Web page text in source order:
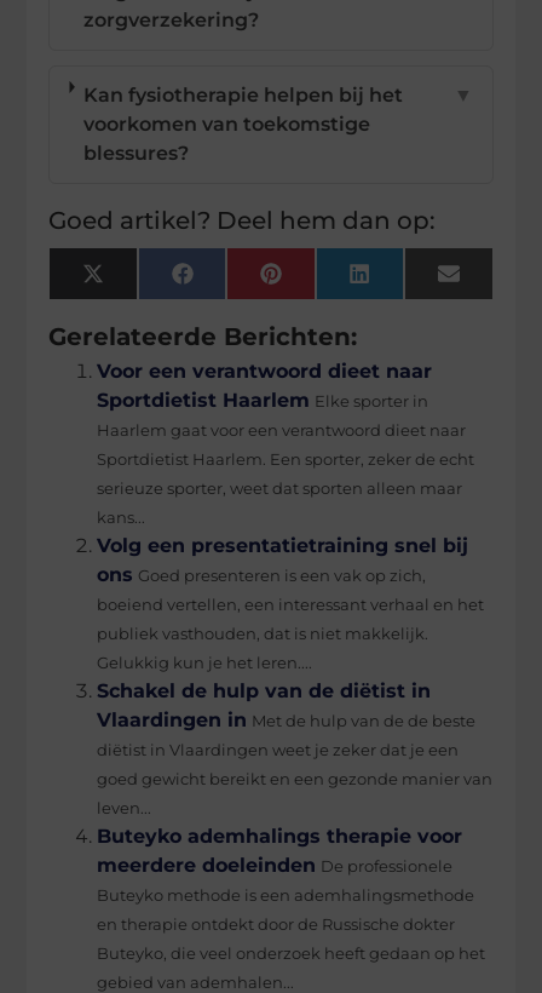
zorgverzekering?
Kan fysiotherapie helpen bij het
voorkomen van toekomstige
blessures?
▼
Goed artikel? Deel hem dan op:
X
(Twitter)
FacebookPinterestLinkedInEmail
Gerelateerde Berichten:
Voor een verantwoord dieet naar
Sportdietist Haarlem Elke sporter in
Haarlem gaat voor een verantwoord dieet naar
Sportdietist Haarlem. Een sporter, zeker de echt
serieuze sporter, weet dat sporten alleen maar
kans...
Volg een presentatietraining snel bij
ons Goed presenteren is een vak op zich,
boeiend vertellen, een interessant verhaal en het
publiek vasthouden, dat is niet makkelijk.
Gelukkig kun je het leren....
Schakel de hulp van de diëtist in
Vlaardingen in Met de hulp van de de beste
diëtist in Vlaardingen weet je zeker dat je een
goed gewicht bereikt en een gezonde manier van
leven...
Buteyko ademhalings therapie voor
meerdere doeleinden De professionele
Buteyko methode is een ademhalingsmethode
en therapie ontdekt door de Russische dokter
Buteyko, die veel onderzoek heeft gedaan op het
gebied van ademhalen...